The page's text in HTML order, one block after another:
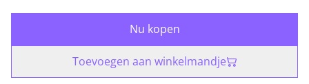
Nu kopen
Toevoegen aan winkelmandje